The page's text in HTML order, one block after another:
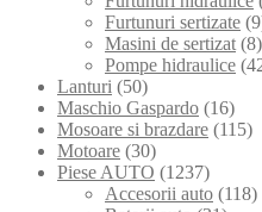
Furtunuri sertizate
Masini de sertizat (8)
Pompe hidraulice
Lanturi (50)
Maschio Gaspardo (16)
Mosoare si brazdare (115)
Motoare (30)
Piese AUTO (1237)
Accesorii auto (118)